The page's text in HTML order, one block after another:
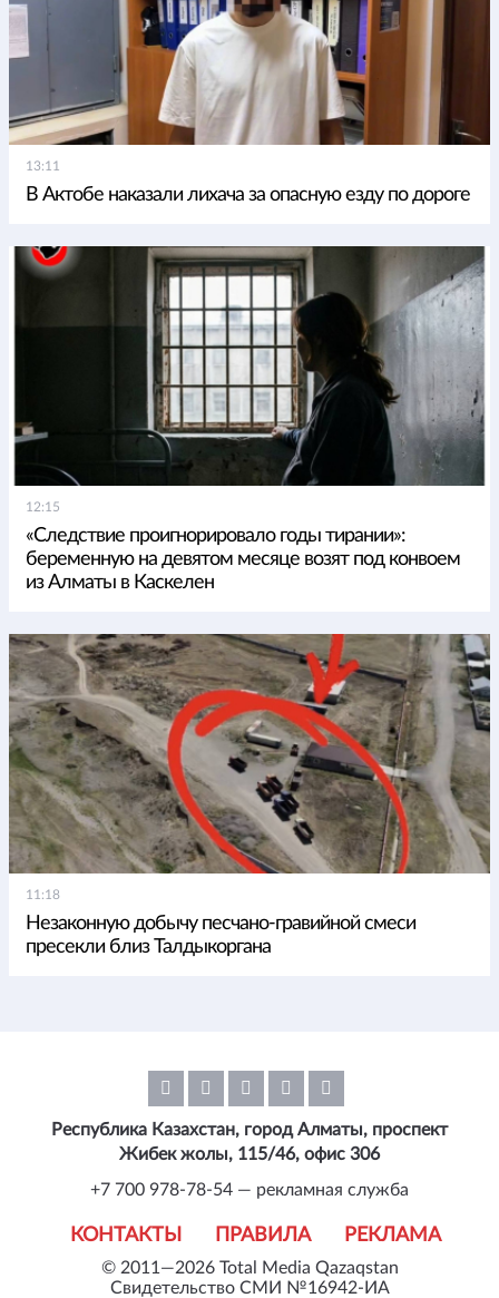
13:11
В Актобе наказали лихача за опасную езду по дороге
12:15
«Следствие проигнорировало годы тирании»:
беременную на девятом месяце возят под конвоем
из Алматы в Каскелен
11:18
Незаконную добычу песчано-гравийной смеси
пресекли близ Талдыкоргана
© 2011—2026 Total Media Qazaqstan
Свидетельство СМИ №16942-ИА
КОНТАКТЫ ПРАВИЛА РЕКЛАМА
Республика Казахстан, город Алматы, проспект
Жибек жолы, 115/46, офис 306
+7 700 978-78-54 — рекламная служба